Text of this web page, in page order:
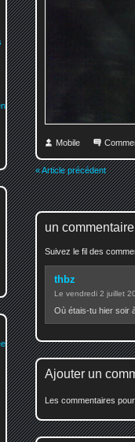
Mobile
« Article précédent
un commentaire
Suivez le fil des
thbz
Le vendredi 2 juillet
Où étais-tu hier soir
Ajouter un
Les commentaires